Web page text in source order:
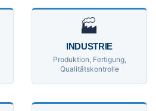
🏭
INDUSTRIE
Produktion, Fertigung,
Qualitätskontrolle